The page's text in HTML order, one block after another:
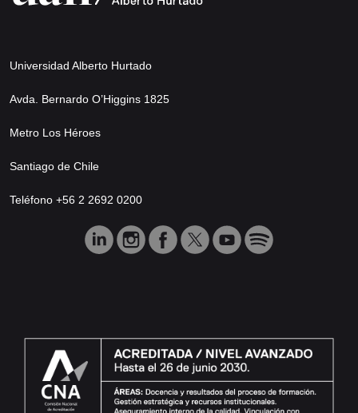
Universidad Alberto Hurtado
Avda. Bernardo O’Higgins 1825
Metro Los Héroes
Santiago de Chile
Teléfono +56 2 2692 0200